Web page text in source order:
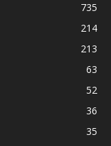
735
214
213
63
52
36
35